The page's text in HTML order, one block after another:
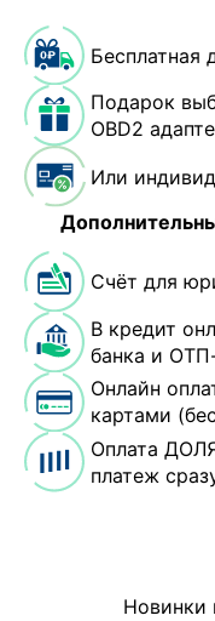
Бесплатная
Подарок
OBD2
Или
Счёт для
В кредит
банка и
Онлайн
картами
Оплата
платеж
Новинки